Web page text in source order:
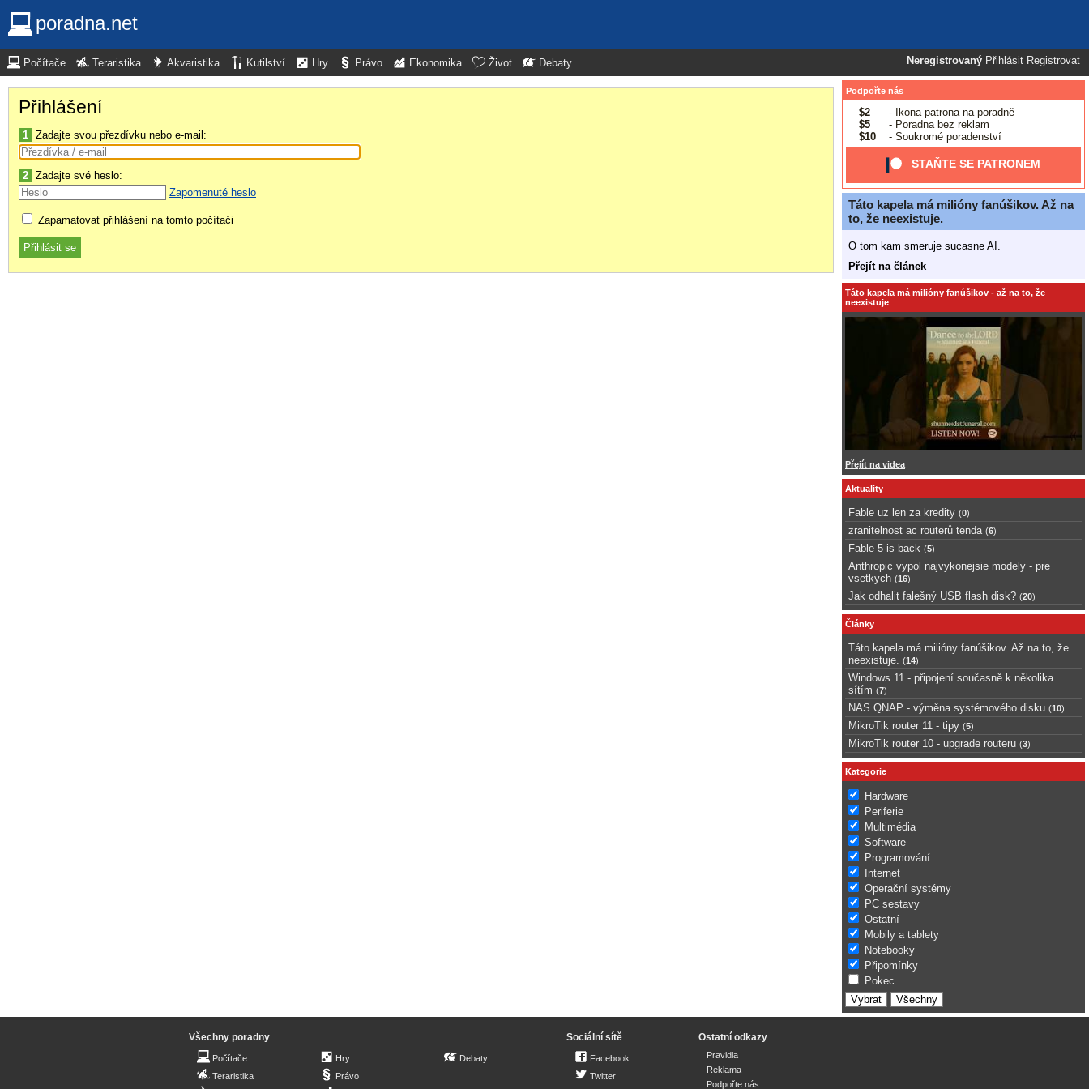
poradna.net
Neregistrovaný Přihlásit Registrovat
Počítače Teraristika Akvaristika Kutilství Hry Právo Ekonomika Život Debaty
Přihlášení
1 Zadajte svou přezdívku nebo e-mail:
2 Zadajte své heslo:
Zapomenuté heslo
Zapamatovat přihlášení na tomto počítači
Podpořte nás
$2
- Ikona patrona na poradně
$5
- Poradna bez reklam
$10
- Soukromé poradenství
STAŇTE SE PATRONEM
Táto kapela má milióny fanúšikov. Až na
to, že neexistuje.
O tom kam smeruje sucasne AI.
Přejít na článek
Táto kapela má milióny fanúšikov - až na to, že
neexistuje
Přejít na videa
Aktuality
Fable uz len za kredity (0)
zranitelnost ac routerů tenda (6)
Fable 5 is back (5)
Anthropic vypol najvykonejsie modely - pre
vsetkych (16)
Jak odhalit falešný USB flash disk? (20)
Články
Táto kapela má milióny fanúšikov. Až na to, že
neexistuje.
(14)
Windows 11 - připojení současně k několika
sítím (7)
NAS QNAP - výměna systémového disku (10)
MikroTik router 11 - tipy (5)
MikroTik router 10 - upgrade routeru (3)
Kategorie
Hardware
Periferie
Multimédia
Software
Programování
Internet
Operační systémy
PC sestavy
Ostatní
Mobily a tablety
Notebooky
Připomínky
Pokec
Všechny poradny
Počítače
Teraristika
Hry
Právo
Debaty
Sociální sítě
Facebook
Twitter
Ostatní odkazy
Pravidla
Reklama
Podpořte nás